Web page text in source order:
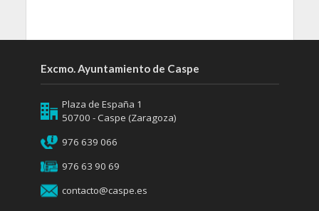
Excmo. Ayuntamiento de Caspe
Plaza de España 1
50700 - Caspe (Zaragoza)
976 639 066
976 63 90 69
contacto@caspe.es